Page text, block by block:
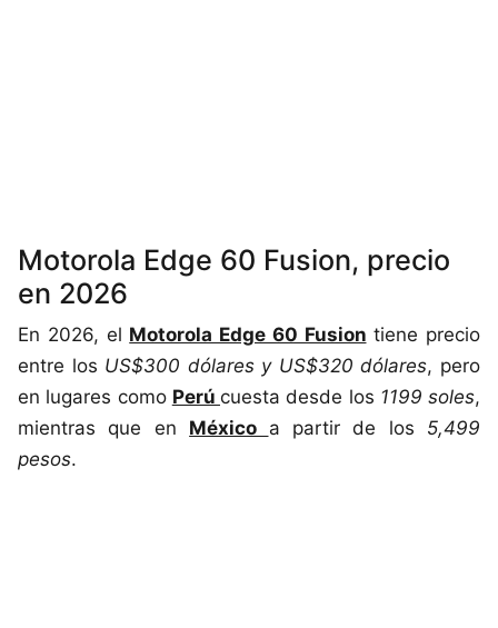
Motorola Edge 60 Fusion, precio
en 2026
En 2026, el Motorola Edge 60 Fusion tiene precio
entre los US$300 dólares y US$320 dólares, pero
en lugares como Perú cuesta desde los 1199 soles,
mientras que en México a partir de los 5,499
pesos.